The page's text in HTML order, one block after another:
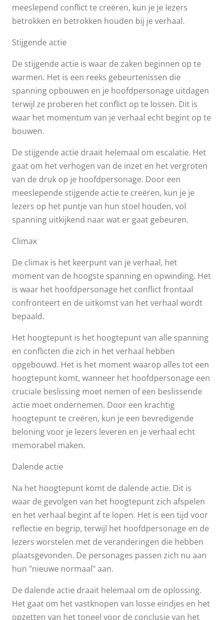
meeslepend conflict te creëren, kun je je lezers
betrokken en betrokken houden bij je verhaal.
Stijgende actie
De stijgende actie is waar de zaken beginnen op te
warmen. Het is een reeks gebeurtenissen die
spanning opbouwen en je hoofdpersonage uitdagen
terwijl ze proberen het conflict op te lossen. Dit is
waar het momentum van je verhaal echt begint op te
bouwen.
De stijgende actie draait helemaal om escalatie. Het
gaat om het verhogen van de inzet en het vergroten
van de druk op je hoofdpersonage. Door een
meeslepende stijgende actie te creëren, kun je je
lezers op het puntje van hun stoel houden, vol
spanning uitkijkend naar wat er gaat gebeuren.
Climax
De climax is het keerpunt van je verhaal, het
moment van de hoogste spanning en opwinding. Het
is waar het hoofdpersonage het conflict frontaal
confronteert en de uitkomst van het verhaal wordt
bepaald.
Het hoogtepunt is het hoogtepunt van alle spanning
en conflicten die zich in het verhaal hebben
opgebouwd. Het is het moment waarop alles tot een
hoogtepunt komt, wanneer het hoofdpersonage een
cruciale beslissing moet nemen of een beslissende
actie moet ondernemen. Door een krachtig
hoogtepunt te creëren, kun je een bevredigende
beloning voor je lezers leveren en je verhaal echt
memorabel maken.
Dalende actie
Na het hoogtepunt komt de dalende actie. Dit is
waar de gevolgen van het hoogtepunt zich afspelen
en het verhaal begint af te lopen. Het is een tijd voor
reflectie en begrip, terwijl het hoofdpersonage en de
lezers worstelen met de veranderingen die hebben
plaatsgevonden. De personages passen zich nu aan
hun "nieuwe normaal" aan.
De dalende actie draait helemaal om de oplossing.
Het gaat om het vastknopen van losse eindjes en het
opzetten van het toneel voor de conclusie van het